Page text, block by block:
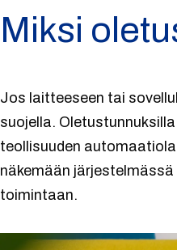
Miksi
Jos laitteeseen tai
suojella.
teollisuuden
näkemään
toimintaan.